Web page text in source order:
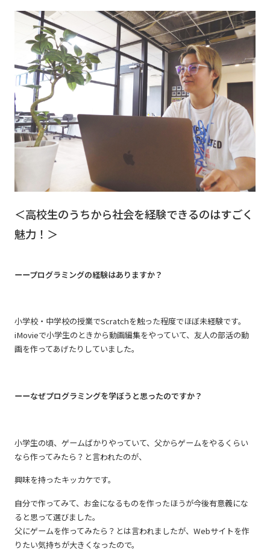
＜高校生のうちから社会を経験できるのはすごく
魅力！＞
ーープログラミングの経験はありますか？
小学校・中学校の授業でScratchを触った程度でほぼ未経験です。
iMovieで小学生のときから動画編集をやっていて、友人の部活の動
画を作ってあげたりしていました。
ーーなぜプログラミングを学ぼうと思ったのですか？
小学生の頃、ゲームばかりやっていて、父からゲームをやるくらい
なら作ってみたら？と言われたのが、
興味を持ったキッカケです。
自分で作ってみて、お金になるものを作ったほうが今後有意義にな
ると思って選びました。
父にゲームを作ってみたら？とは言われましたが、Webサイトを作
りたい気持ちが大きくなったので。